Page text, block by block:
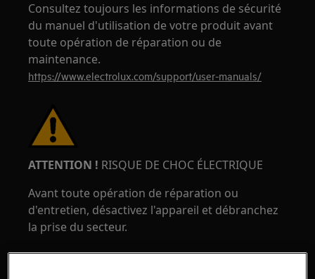
Consultez toujours les informations de sécurité
du manuel d'utilisation de votre produit avant
toute opération de réparation ou de
maintenance.
https://www.electrolux.com/support/user-manuals/
ATTENTION ! RISQUE DE CHOC ÉLECTRIQUE
Avant toute opération de réparation ou
d'entretien, désactivez l'appareil et débranchez
la prise du secteur.